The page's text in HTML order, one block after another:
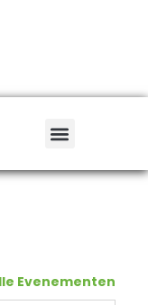
Evenementen